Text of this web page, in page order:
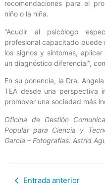
recomendaciones para el
niño o la niña.
“Acudir al psicólogo
profesional capacitado
los signos y síntomas,
un diagnóstico diferencial”,
En su ponencia, la Dra.
TEA desde una perspectiva
promover una sociedad más
Oficina de Gestión
Popular para Ciencia y
Garcia – Fotografías: Astrid
Entrada anterior